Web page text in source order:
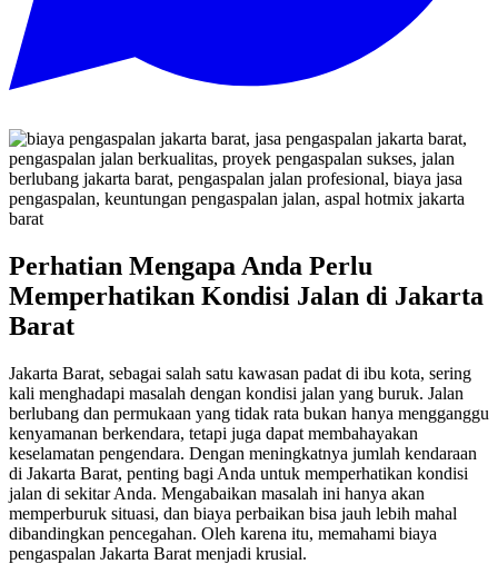
Perhatian Mengapa Anda Perlu
Memperhatikan Kondisi Jalan di Jakarta
Barat
Jakarta Barat, sebagai salah satu kawasan padat di ibu kota, sering
kali menghadapi masalah dengan kondisi jalan yang buruk. Jalan
berlubang dan permukaan yang tidak rata bukan hanya mengganggu
kenyamanan berkendara, tetapi juga dapat membahayakan
keselamatan pengendara. Dengan meningkatnya jumlah kendaraan
di Jakarta Barat, penting bagi Anda untuk memperhatikan kondisi
jalan di sekitar Anda. Mengabaikan masalah ini hanya akan
memperburuk situasi, dan biaya perbaikan bisa jauh lebih mahal
dibandingkan pencegahan. Oleh karena itu, memahami biaya
pengaspalan Jakarta Barat menjadi krusial.